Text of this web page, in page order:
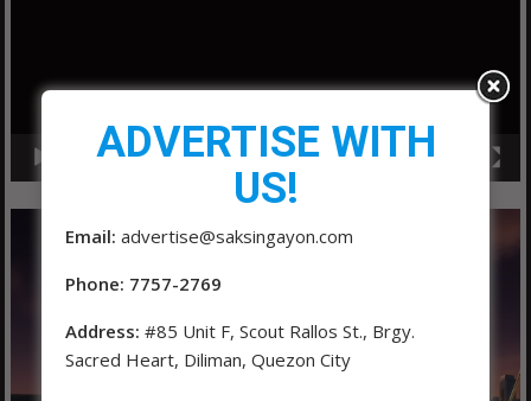
00:00 01:04
ADVERTISE WITH
US!
Email: advertise@saksingayon.com
Phone: 7757-2769
Address: #85 Unit F, Scout Rallos St., Brgy.
Sacred Heart, Diliman, Quezon City